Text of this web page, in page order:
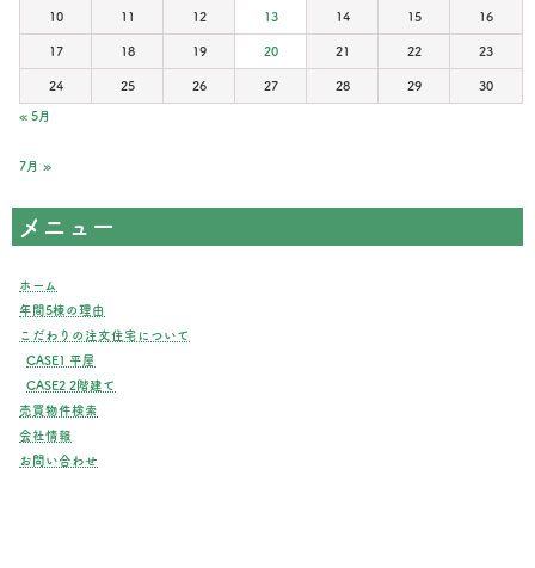
10 11 12 13 14 15 16
17 18 19 20 21 22 23
24 25 26 27 28 29 30
« 5月
7月 »
メニュー
ホーム
年間5棟の理由
こだわりの注文住宅について
CASE1 平屋
CASE2 2階建て
売買物件検索
会社情報
お問い合わせ